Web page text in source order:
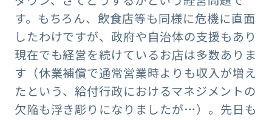
す。もちろん、飲食店等も同様に危機に直面
したわけですが、政府や自治体の支援もあり
現在でも経営を続けているお店は多数ありま
す（休業補償で通常営業時よりも収入が増え
たという、給付行政におけるマネジメントの
欠陥も浮き彫りになりましたが…）。先日も